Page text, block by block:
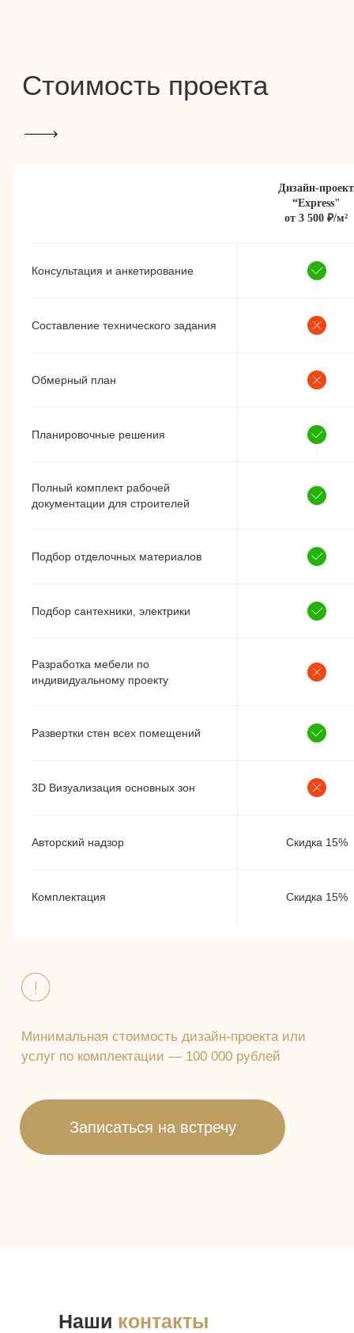
Дизайн-проект
“Express"
от 3 500 ₽/м²
Консультация и анкетирование
Составление технического задания
Обмерный план
Планировочные решения
Полный комплект рабочей
документации для строителей
Подбор отделочных материалов
Подбор сантехники, электрики
Разработка мебели по
индивидуальному проекту
Развертки стен всех помещений
3D Визуализация основных зон
Авторский надзор Скидка 15%
Комплектация Скидка 15%
Наши контакты